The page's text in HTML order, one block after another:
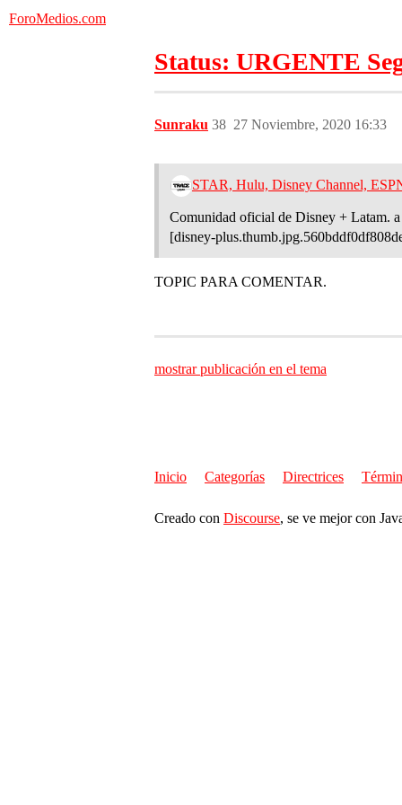
ForoMedios.com
Status: URGENTE
Sunraku 27 Noviembre, 2020 16:33
38
STAR, Hulu, Disney Channel,
Comunidad oficial de Disney + Latam.
[disney-
TOPIC PARA COMENTAR.
mostrar publicación en el tema
Inicio Categorías Directrices
Creado con Discourse, se ve mejor con